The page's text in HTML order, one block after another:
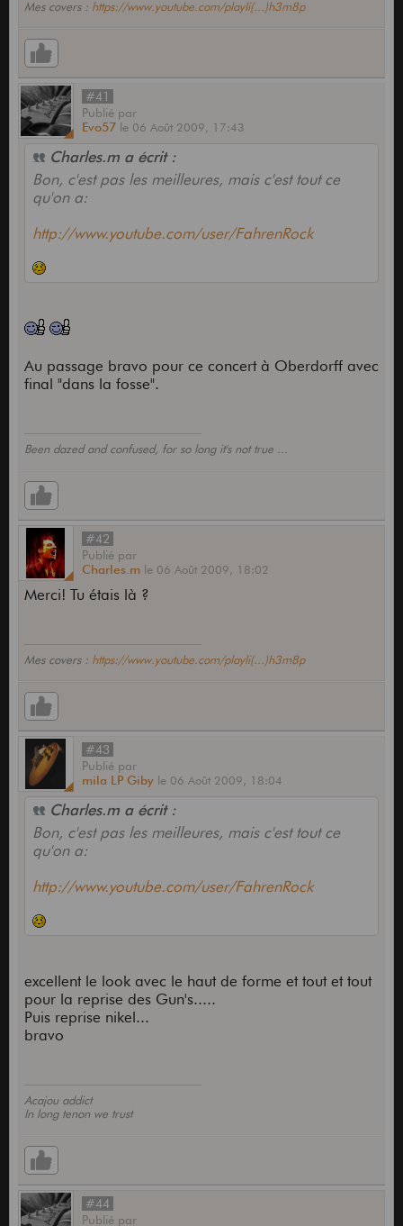
Mes covers : https://www.youtube.com/playli(...)h3m8p
#41
Publié par
Evo57 le 06 Août 2009, 17:43
Charles.m a écrit :
Bon, c'est pas les meilleures, mais c'est tout ce
qu'on a:
http://www.youtube.com/user/FahrenRock
Au passage bravo pour ce concert à Oberdorff avec
final "dans la fosse".
Been dazed and confused, for so long it's not true ...
#42
Publié par
Charles.m le 06 Août 2009, 18:02
Merci! Tu étais là ?
Mes covers : https://www.youtube.com/playli(...)h3m8p
#43
Publié par
mila LP Giby le 06 Août 2009, 18:04
Charles.m a écrit :
Bon, c'est pas les meilleures, mais c'est tout ce
qu'on a:
http://www.youtube.com/user/FahrenRock
excellent le look avec le haut de forme et tout et tout
pour la reprise des Gun's.....
Puis reprise nikel...
bravo
Acajou addict
In long tenon we trust
#44
Publié par